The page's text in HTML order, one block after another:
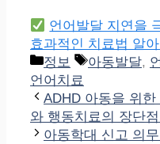
언어발달 지연을
효과적인 치료법 알
Categories
정보 Tags
아동발달,
언어치료
ADHD 아동을 위한
와 행동치료의 장단
아동학대 신고 의